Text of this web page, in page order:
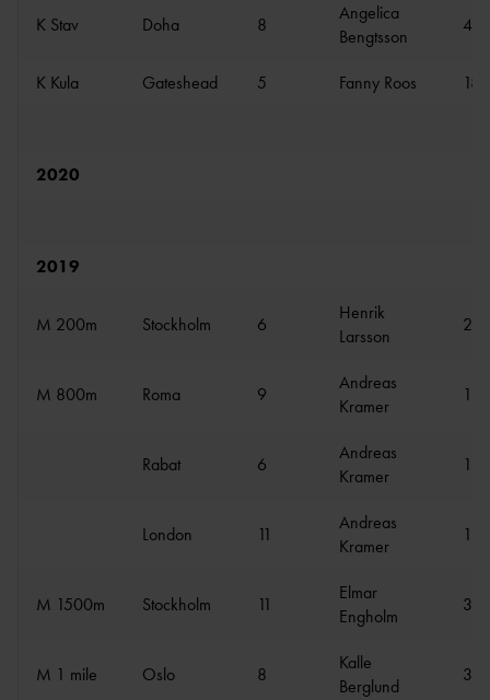
K Stav Doha 8
Angelica
Bengtsson
K Kula Gateshead 5 Fanny Roos
2020
2019
M 200m Stockholm 6
Henrik
Larsson
M 800m Roma 9
Andreas
Kramer
Rabat 6
Andreas
Kramer
London 11
Andreas
Kramer
M 1500m Stockholm 11
Elmar
Engholm
M 1 mile Oslo 8
Kalle
Berglund